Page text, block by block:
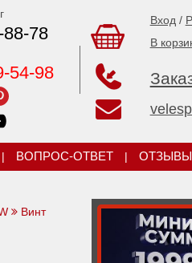
88-78
54-98
Вход /
В
| ВОПРОС-ОТВЕТ | ОТЗЫВЫ
Винт